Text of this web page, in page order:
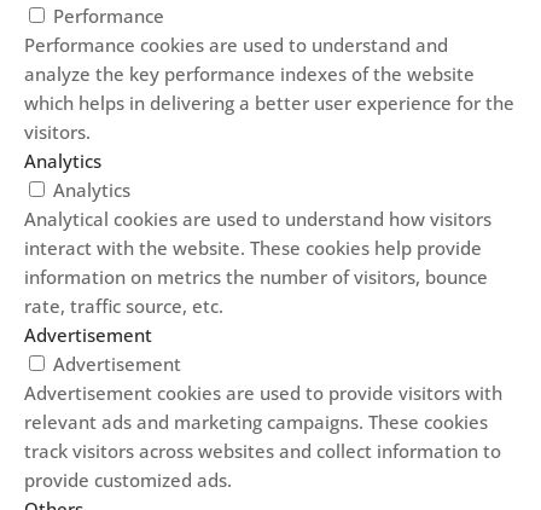
Performance
Performance cookies are used to understand and
analyze the key performance indexes of the website
which helps in delivering a better user experience for the
visitors.
Analytics
Analytics
Analytical cookies are used to understand how visitors
interact with the website. These cookies help provide
information on metrics the number of visitors, bounce
rate, traffic source, etc.
Advertisement
Advertisement
Advertisement cookies are used to provide visitors with
relevant ads and marketing campaigns. These cookies
track visitors across websites and collect information to
provide customized ads.